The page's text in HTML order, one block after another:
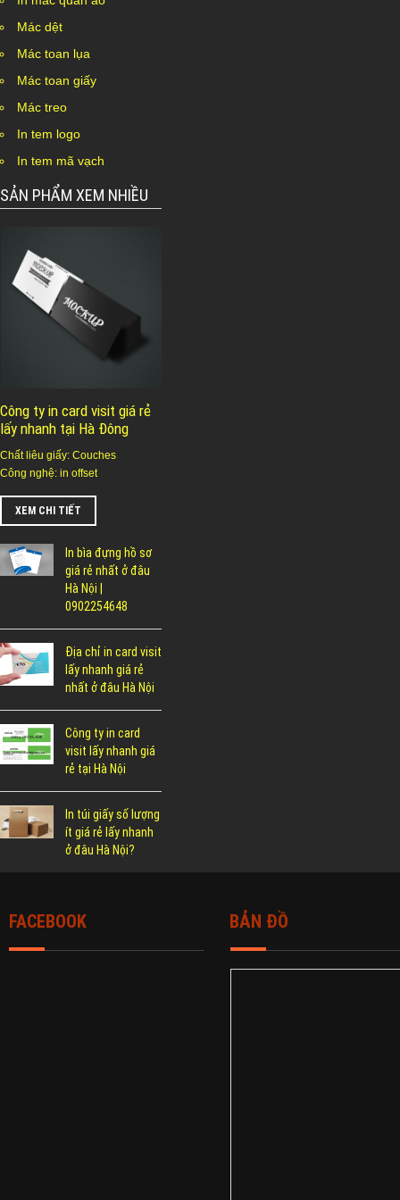
Mác dệt
Mác toan lụa
Mác toan giấy
Mác treo
In tem logo
In tem mã vạch
SẢN PHẨM XEM NHIỀU
Công ty in card visit giá rẻ
lấy nhanh tại Hà Đông
Chất liêu giấy: Couches
Công nghệ: in offset
XEM CHI TIẾT
In bìa đựng hồ sơ
giá rẻ nhất ở đâu
Hà Nội |
0902254648
Địa chỉ in card visit
lấy nhanh giá rẻ
nhất ở đâu Hà Nội
Công ty in card
visit lấy nhanh giá
rẻ tại Hà Nội
In túi giấy số lượng
ít giá rẻ lấy nhanh
ở đâu Hà Nội?
FACEBOOK BẢN ĐỒ